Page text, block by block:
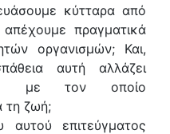
κύτταρα από
πραγματικά
οργανισμών; Και,
αυτή αλλάζει
με τον οποίο
τη ζωή;
επιτεύγματος